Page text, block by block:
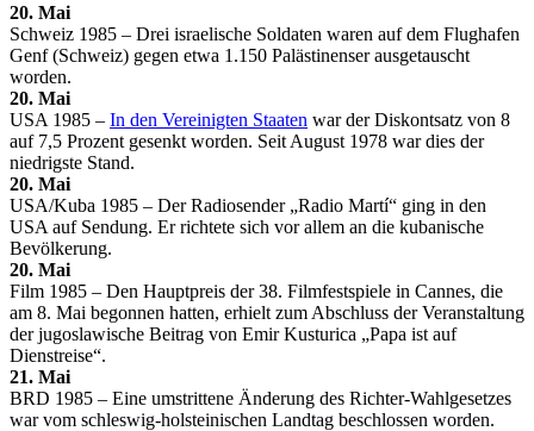
20. Mai
Schweiz 1985 – Drei israelische Soldaten waren auf dem Flughafen
Genf (Schweiz) gegen etwa 1.150 Palästinenser ausgetauscht
worden.
20. Mai
USA 1985 – In den Vereinigten Staaten war der Diskontsatz von 8
auf 7,5 Prozent gesenkt worden. Seit August 1978 war dies der
niedrigste Stand.
20. Mai
USA/Kuba 1985 – Der Radiosender „Radio Martí“ ging in den
USA auf Sendung. Er richtete sich vor allem an die kubanische
Bevölkerung.
20. Mai
Film 1985 – Den Hauptpreis der 38. Filmfestspiele in Cannes, die
am 8. Mai begonnen hatten, erhielt zum Abschluss der Veranstaltung
der jugoslawische Beitrag von Emir Kusturica „Papa ist auf
Dienstreise“.
21. Mai
BRD 1985 – Eine umstrittene Änderung des Richter-Wahlgesetzes
war vom schleswig-holsteinischen Landtag beschlossen worden.